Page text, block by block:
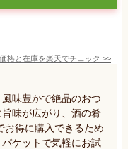
価格と在庫を楽天でチェック >>
味豊かで絶品のおつ
味が広がり、酒の肴
お得に購入できるため
パケットで気軽にお試